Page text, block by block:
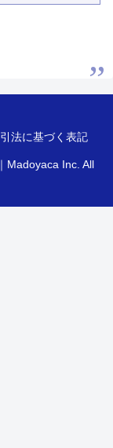
法に基づく表記
Madoyaca Inc. All